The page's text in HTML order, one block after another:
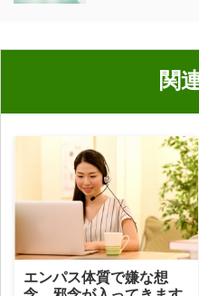
関
エンパス体質で嫌な想